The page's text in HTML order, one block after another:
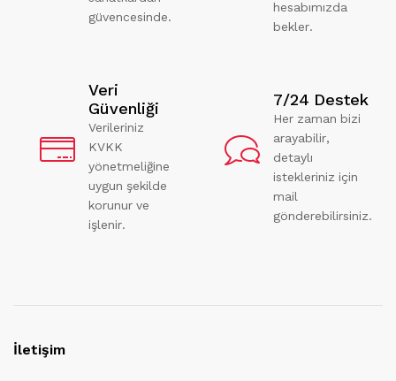
güvencesinde.
hesabımızda
bekler.
Veri
Güvenliği
Verileriniz
KVKK
yönetmeliğine
uygun şekilde
korunur ve
işlenir.
7/24 Destek
Her zaman bizi
arayabilir,
detaylı
istekleriniz için
mail
gönderebilirsiniz.
İletişim